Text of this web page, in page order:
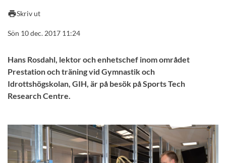
printSkriv ut
Sön 10 dec. 2017 11:24
Hans Rosdahl, lektor och enhetschef inom området
Prestation och träning vid Gymnastik och
Idrottshögskolan, GIH, är på besök på Sports Tech
Research Centre.